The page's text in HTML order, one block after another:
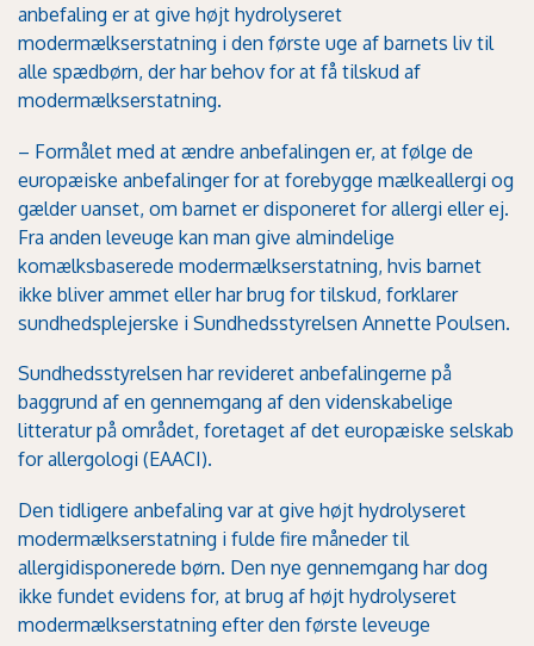
anbefaling er at give højt hydrolyseret
modermælkserstatning i den første uge af barnets liv til
alle spædbørn, der har behov for at få tilskud af
modermælkserstatning.
– Formålet med at ændre anbefalingen er, at følge de
europæiske anbefalinger for at forebygge mælkeallergi og
gælder uanset, om barnet er disponeret for allergi eller ej.
Fra anden leveuge kan man give almindelige
komælksbaserede modermælkserstatning, hvis barnet
ikke bliver ammet eller har brug for tilskud, forklarer
sundhedsplejerske i Sundhedsstyrelsen Annette Poulsen.
Sundhedsstyrelsen har revideret anbefalingerne på
baggrund af en gennemgang af den videnskabelige
litteratur på området, foretaget af det europæiske selskab
for allergologi (EAACI).
Den tidligere anbefaling var at give højt hydrolyseret
modermælkserstatning i fulde fire måneder til
allergidisponerede børn. Den nye gennemgang har dog
ikke fundet evidens for, at brug af højt hydrolyseret
modermælkserstatning efter den første leveuge